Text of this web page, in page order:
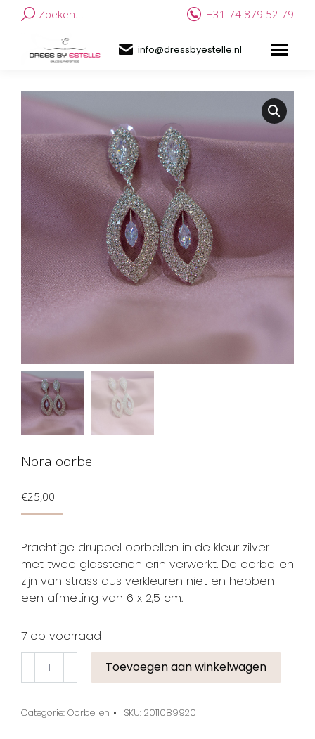
Zoeken... +31 74 879 52 79
info@dressbyestelle.nl
Nora oorbel
€25,00
Prachtige druppel oorbellen in de kleur zilver
met twee glasstenen erin verwerkt. De oorbellen
zijn van strass dus verkleuren niet en hebben
een afmeting van 6 x 2,5 cm.
7 op voorraad
Toevoegen aan winkelwagen
Categorie: Oorbellen SKU: 2011089920